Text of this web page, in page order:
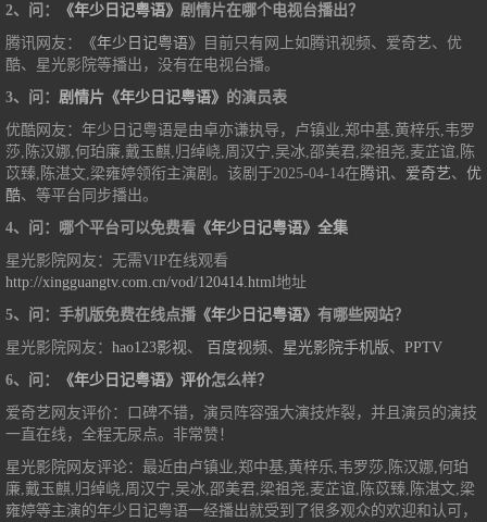
2、问：
《年少日记粤语》 剧情片在哪个电视台播出？
腾讯网友：
《年少日记粤语》
目前只有网上如腾讯视频、爱奇艺、优
酷、星光影院等播出，没有在电视台播。
3、问： 剧情片《年少日记粤语》 的演员表
优酷网友：年少日记粤语是由卓亦谦执导，卢镇业,郑中基,黄梓乐,韦罗
莎,陈汉娜,何珀廉,戴玉麒,归绰峣,周汉宁,吴冰,邵美君,梁祖尧,麦芷谊,陈
苡臻,陈湛文,梁雍婷领衔主演剧。该剧于2025-04-14在 腾讯 、 爱奇艺、 优
酷、等平台同步播出。
4、问：哪个平台可以免费看 《年少日记粤语》全集
星光影院网友：无需VIP在线观看
http://xingguangtv.com.cn/vod/120414.html地址
5、问：手机版免费在线点播 《年少日记粤语》 有哪些网站？
星光影院网友： hao123影视、 百度视频、 星光影院手机版、 PPTV
6、问：
《年少日记粤语》评价怎么样？
爱奇艺网友评价：口碑不错，演员阵容强大演技炸裂，并且演员的演技
一直在线，全程无尿点。非常赞！
星光影院网友评论：最近由卢镇业,郑中基,黄梓乐,韦罗莎,陈汉娜,何珀
廉,戴玉麒,归绰峣,周汉宁,吴冰,邵美君,梁祖尧,麦芷谊,陈苡臻,陈湛文,梁
雍婷等主演的年少日记粤语一经播出就受到了很多观众的欢迎和认可，